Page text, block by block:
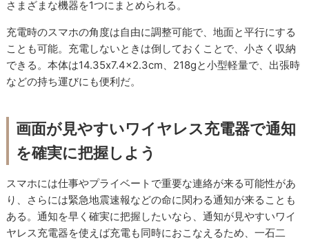
さまざまな機器を1つにまとめられる。
充電時のスマホの角度は自由に調整可能で、地面と平行にする
ことも可能。充電しないときは倒しておくことで、小さく収納
できる。本体は14.35x7.4x2.3cm、218gと小型軽量で、出張時
などの持ち運びにも便利だ。
画面が見やすいワイヤレス充電器で通知
を確実に把握しよう
スマホには仕事やプライベートで重要な連絡が来る可能性があ
り、さらには緊急地震速報などの命に関わる通知が来ることも
ある。通知を早く確実に把握したいなら、通知が見やすいワイ
ヤレス充電器を使えば充電も同時におこなえるため、一石二